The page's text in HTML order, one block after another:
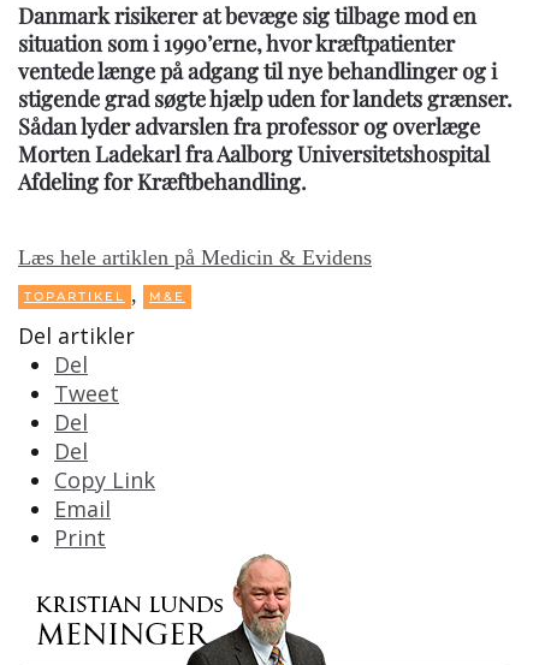
Danmark risikerer at bevæge sig tilbage mod en
situation som i 1990’erne, hvor kræftpatienter
ventede længe på adgang til nye behandlinger og i
stigende grad søgte hjælp uden for landets grænser.
Sådan lyder advarslen fra professor og overlæge
Morten Ladekarl fra Aalborg Universitetshospital
Afdeling for Kræftbehandling.
Læs hele artiklen på Medicin & Evidens
TOPARTIKEL , M&E
Del artikler
Del
Tweet
Del
Del
Copy Link
Email
Print